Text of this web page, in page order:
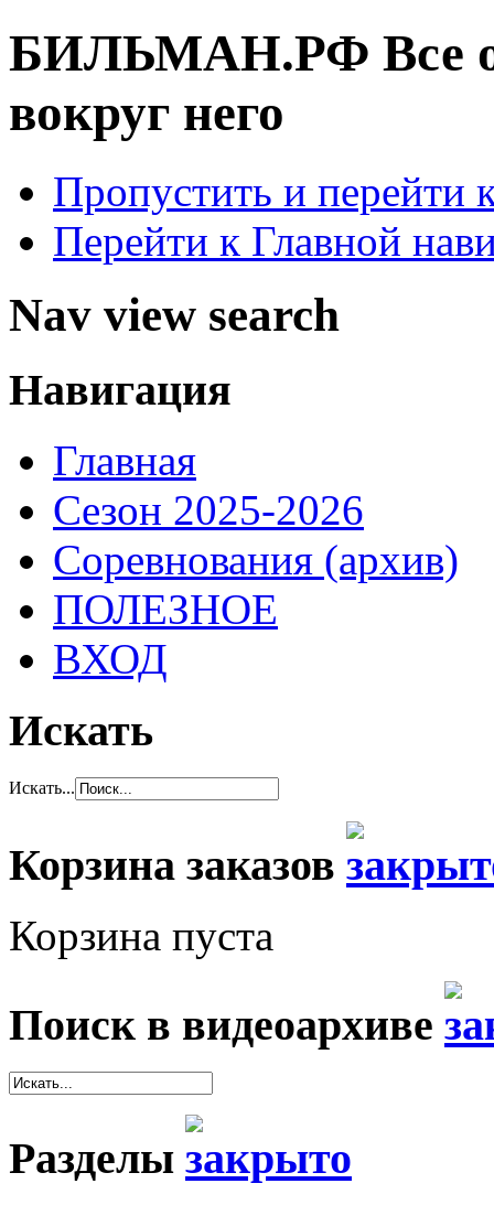
БИЛЬМАН.РФ Все
вокруг него
Пропустить и перейти
Перейти к Главной
Nav view search
Навигация
Главная
Сезон 2025-2026
Соревнования (архив)
ПОЛЕЗНОЕ
ВХОД
Искать
Искать...
Корзина заказов
Корзина пуста
Поиск в видеоархиве
Разделы